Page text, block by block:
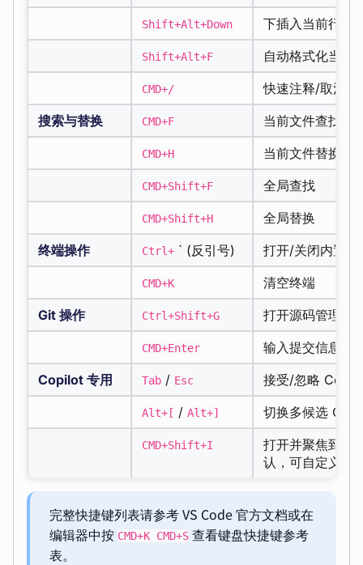
Shift+Alt+Down 下插入当前行副
Shift+Alt+F 自动格式化当前
CMD+/
快速注释/取消注
搜索与替换
CMD+F 当前文件查找
CMD+H 当前文件替换
CMD+Shift+F 全局查找
CMD+Shift+H
全局替换
终端操作
Ctrl+ ` (反引号) 打开/关闭内置终
CMD+K
清空终端
Git 操作
Ctrl+Shift+G 打开源码管理视
CMD+Enter
输入提交信息后
Copilot 专用
Tab / Esc 接受/忽略
Alt+[ / Alt+] 切换多候选
CMD+Shift+I
打开并聚焦到
认，可自定义快
完整快捷键列表请参考 VS Code 官方文档或在
编辑器中按 CMD+K CMD+S 查看键盘快捷键参考
表。